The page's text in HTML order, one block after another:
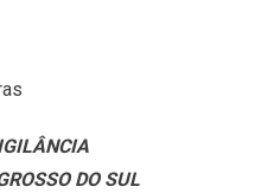
DO SUL